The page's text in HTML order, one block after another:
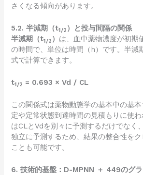
さくなる傾向があります。
5.2. 半減期（t1/2 ）と投与間隔の関係
半減期（t1/2 ） は、血中薬物濃度が初期
の時間で、単位は時間（h）です。半減
式で計算できます。
t1/2 = 0.693 × Vd / CL
この関係式は薬物動態学の基本中の基
定や定常状態到達時間の見積もりに使
はCLとVdを別々に予測するだけでなく
独立に予測するため、結果の整合性を
ことも可能です。
6. 技術的基盤：D-MPNN ＋ 449のグ